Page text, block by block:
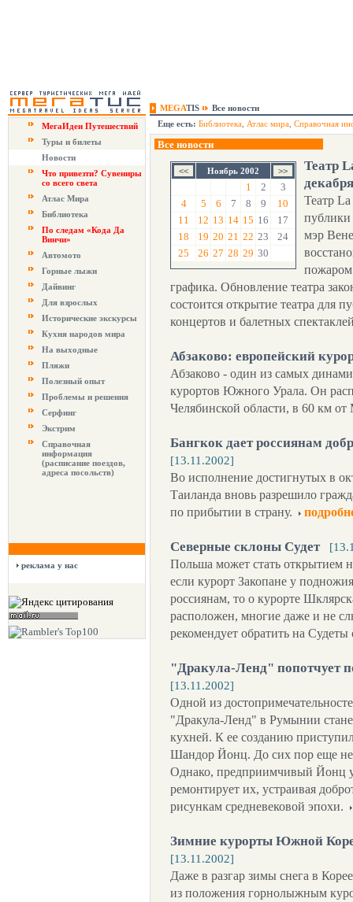
MEGATIS
Все новости
МегаИдеи Путешествий
Туры и билеты
Новости
Что привезти? Сувениры
со всего света
Атлас Мира
Библиотека
По следам «Кода Да
Винчи»
Автомото
Горные лыжи
Дайвинг
Для взрослых
Исторические экскурсы
Кухня народов мира
На выходные
Пляжи
Полезный опыт
Проблемы и решения
Серфинг
Экстрим
Справочная
информация
(расписание поездов,
адреса посольств)
реклама у нас
Еще есть: Библиотека Атлас мира Справочная
Все новости
Ноябрь 2002
1 2
3
4
5 6 7 8 9
10
11
12 13 14 15 16
17
18
19 20 21 22 23
24
25
26 27 28 29 30
Театр
Театр
публики
мэр
пожаром
графика. Обновление театра
состоится открытие театра для
концертов и балетных
Абзаково: европейский
Абзаково - один из самых
курортов Южного Урала. Он
Челябинской области, в 60 км
Бангкок дает россиянам
[13.11.2002]
Во исполнение достигнутых в
Таиланда вновь разрешило
по прибытии в страну.
Северные склоны Судет
Польша может стать открытием
если курорт Закопане у
россиянам, то о курорте
расположен, многие даже и не
рекомендует обратить на
"Дракула-Ленд" попотчует
[13.11.2002]
Одной из
"Дракула-Ленд" в Румынии
кухней. К ее созданию
Шандор Йонц. До сих пор еще не
Однако, предприимчивый Йонц
ремонтирует их, устраивая
рисункам средневековой эпохи.
Зимние курорты Южной
[13.11.2002]
Даже в разгар зимы снега в
из положения горнолыжным